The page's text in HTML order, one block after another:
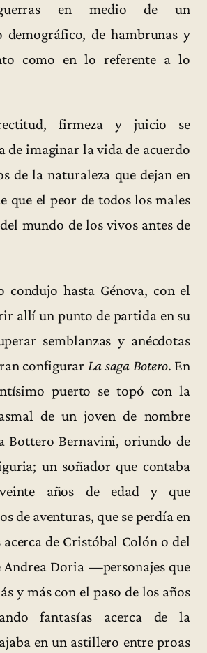
guerras en medio de un
demográfico, de hambrunas y
como en lo referente a lo
firmeza y juicio se
de imaginar la vida de acuerdo
de la naturaleza que dejan en
que el peor de todos los males
mundo de los vivos antes de
condujo hasta Génova, con el
allí un punto de partida en su
semblanzas y anécdotas
configurar La saga Botero. En
puerto se topó con la
de un joven de nombre
Bottero Bernavini, oriundo de
un soñador que contaba
años de edad y que
de aventuras, que se perdía en
de Cristóbal Colón o del
Doria —personajes que
y más con el paso de los años
fantasías acerca de la
en un astillero entre proas